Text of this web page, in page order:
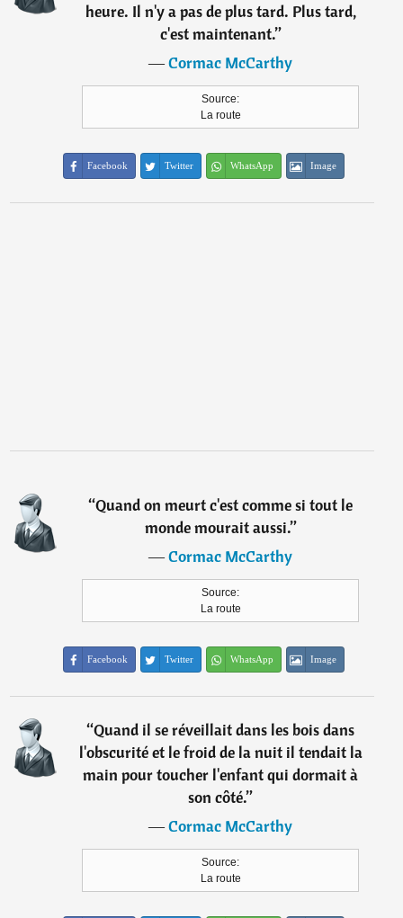
heure. Il n'y a pas de plus tard. Plus tard,
c'est maintenant.”
―Cormac McCarthy
Source:
La route
Facebook Twitter WhatsApp Image
“Quand on meurt c'est comme si tout le
monde mourait aussi.”
―Cormac McCarthy
Source:
La route
Facebook Twitter WhatsApp Image
“Quand il se réveillait dans les bois dans
l'obscurité et le froid de la nuit il tendait la
main pour toucher l'enfant qui dormait à
son côté.”
―Cormac McCarthy
Source:
La route